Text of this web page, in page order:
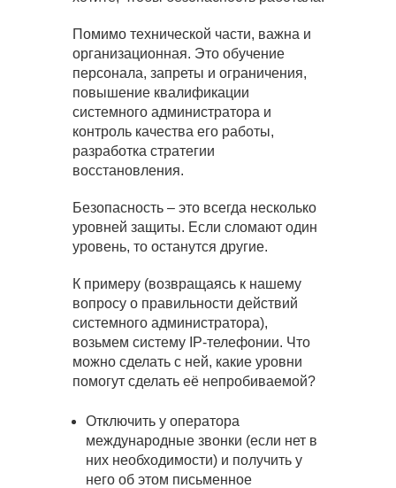
Помимо технической части, важна и
организационная. Это обучение
персонала, запреты и ограничения,
повышение квалификации
системного администратора и
контроль качества его работы,
разработка стратегии
восстановления.
Безопасность – это всегда несколько
уровней защиты. Если сломают один
уровень, то останутся другие.
К примеру (возвращаясь к нашему
вопросу о правильности действий
системного администратора),
возьмем систему IP-телефонии. Что
можно сделать с ней, какие уровни
помогут сделать её непробиваемой?
Отключить у оператора
международные звонки (если нет в
них необходимости) и получить у
него об этом письменное